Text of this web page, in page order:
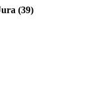
(39)